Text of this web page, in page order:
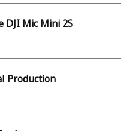
DJI Mic Mini 2S
Production